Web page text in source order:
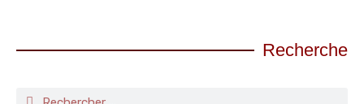
Recherche